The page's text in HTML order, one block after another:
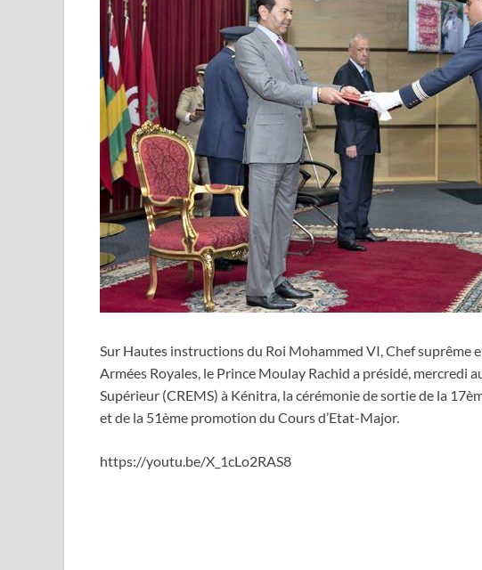
Sur Hautes instructions du Roi Mohammed VI, Chef suprême
Armées Royales, le Prince Moulay Rachid a présidé, mercredi
Supérieur (CREMS) à Kénitra, la cérémonie de sortie de la
et de la 51ème promotion du Cours d’Etat-Major.
https://youtu.be/X_1cLo2RAS8